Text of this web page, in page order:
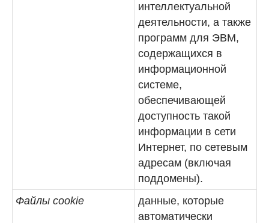
интеллектуальной
деятельности, а также
программ для ЭВМ,
содержащихся в
информационной
системе,
обеспечивающей
доступность такой
информации в сети
Интернет, по сетевым
адресам (включая
поддомены).
Файлы cookie
данные, которые
автоматически